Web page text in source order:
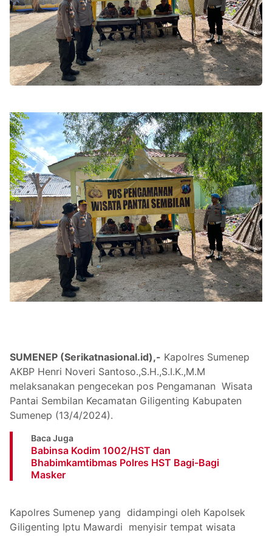
SUMENEP (Serikatnasional.id),- Kapolres Sumenep
AKBP Henri Noveri Santoso.,S.H.,S.I.K.,M.M
melaksanakan pengecekan pos Pengamanan Wisata
Pantai Sembilan Kecamatan Giligenting Kabupaten
Sumenep (13/4/2024).
Baca Juga
Babinsa Kodim 1002/HST dan
Bhabimkamtibmas Polres HST Bagi-Bagi
Masker
Kapolres Sumenep yang didampingi oleh Kapolsek
Giligenting Iptu Mawardi menyisir tempat wisata